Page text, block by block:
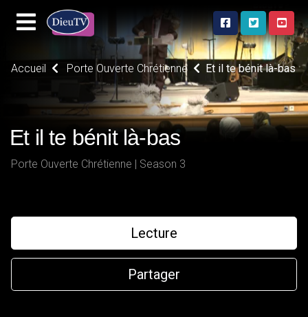
Accueil Porte Ouverte Chrétienne Et il te bénit là-bas
Et il te bénit là-bas
Porte Ouverte Chrétienne | Season 3
Lecture
Partager